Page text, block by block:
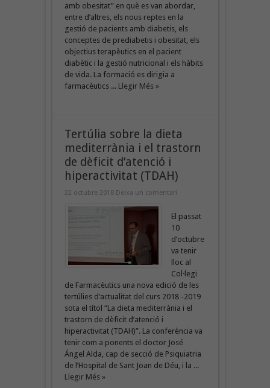
amb obesitat” en què es van abordar,
entre d’altres, els nous reptes en la
gestió de pacients amb diabetis, els
conceptes de prediabetis i obesitat, els
objectius terapèutics en el pacient
diabètic i la gestió nutricional i els hàbits
de vida. La formació es dirigia a
farmacèutics ... Llegir Més »
Tertúlia sobre la dieta
mediterrània i el trastorn
de dèficit d’atenció i
hiperactivitat (TDAH)
22 octubre 2018 Deixa un comentari
El passat
10
d’octubre
va tenir
lloc al
Col·legi
de Farmacèutics una nova edició de les
tertúlies d’actualitat del curs 2018 -2019
sota el títol “La dieta mediterrània i el
trastorn de dèficit d’atenció i
hiperactivitat (TDAH)”. La conferència va
tenir com a ponents el doctor José
Ángel Alda, cap de secció de Psiquiatria
de l’Hospital de Sant Joan de Déu, i la ...
Llegir Més »